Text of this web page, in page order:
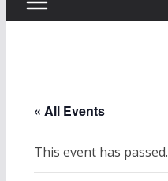
« All Events
This event has passed.